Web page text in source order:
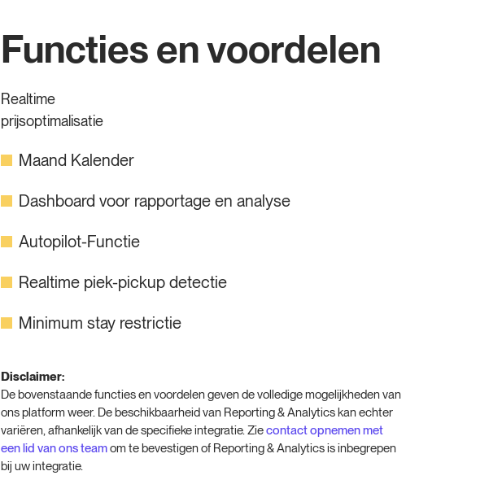
Functies en voordelen
Realtime
prijsoptimalisatie
Maand Kalender
Dashboard voor rapportage en analyse
Autopilot-Functie
Realtime piek-pickup detectie
Minimum stay restrictie
Disclaimer:
De bovenstaande functies en voordelen geven de volledige mogelijkheden van
ons platform weer. De beschikbaarheid van Reporting & Analytics kan echter
variëren, afhankelijk van de specifieke integratie. Ziecontact opnemen met
een lid van ons teamom te bevestigen of Reporting & Analytics is inbegrepen
bij uw integratie.